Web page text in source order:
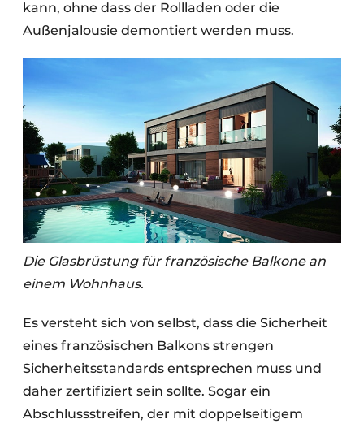
kann, ohne dass der Rollladen oder die
Außenjalousie demontiert werden muss.
Die Glasbrüstung für französische Balkone an
einem Wohnhaus.
Es versteht sich von selbst, dass die Sicherheit
eines französischen Balkons strengen
Sicherheitsstandards entsprechen muss und
daher zertifiziert sein sollte. Sogar ein
Abschlussstreifen, der mit doppelseitigem